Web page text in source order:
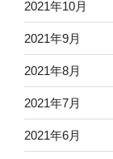
2021年10月
2021年9月
2021年8月
2021年7月
2021年6月